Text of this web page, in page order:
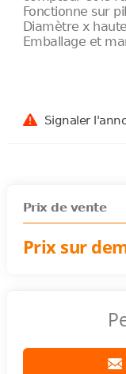
Fonctionne sur
Diamètre x
Emballage et
Signaler
Prix de vente
Prix sur